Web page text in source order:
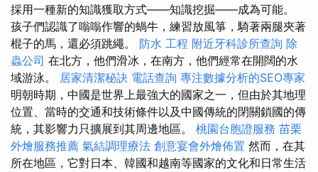
採用一種新的知識獲取方式——知識挖掘——成為可能。
孩子們認識了嗡嗡作響的蝸牛，練習放風箏，騎著兩腿夾著
棍子的馬，還必須跳繩。 防水 工程 附近牙科診所查詢 除
蟲公司 在北方，他們滑冰，在南方，他們經常在開闊的水
域游泳。 居家清潔秘訣 電話查詢 專注數據分析的SEO專家
明朝時期，中國是世界上最強大的國家之一，但由於其地理
位置、當時的交通和技術條件以及中國傳統的閉關鎖國的傳
統，其影響力只擴展到其周邊地區。 桃園台胞證服務 苗栗
外燴服務推薦 氣結調理療法 創意宴會外燴佈置 然而，在其
所在地區，它對日本、韓國和越南等國家的文化和日常生活